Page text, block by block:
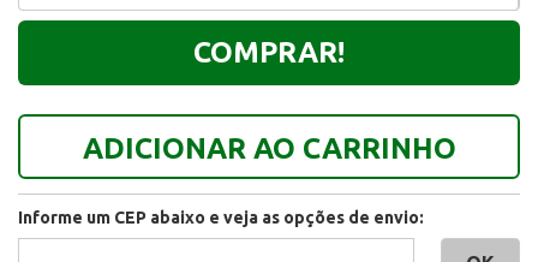
ADICIONAR AO CARRINHO
COMPRAR!
Informe um CEP abaixo e veja as opções de envio: